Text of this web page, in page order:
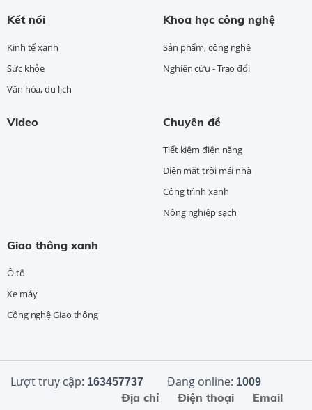
Kết nối
Kinh tế xanh
Sức khỏe
Văn hóa, du lịch
Khoa học công nghệ
Sản phẩm, công nghệ
Nghiên cứu - Trao đổi
Video Chuyên đề
Tiết kiệm điện năng
Điện mặt trời mái nhà
Công trình xanh
Nông nghiệp sạch
Giao thông xanh
Ô tô
Xe máy
Công nghệ Giao thông
Lượt truy cập: 163457737 Đang online: 1009
Email
Điện thoại
Địa chỉ